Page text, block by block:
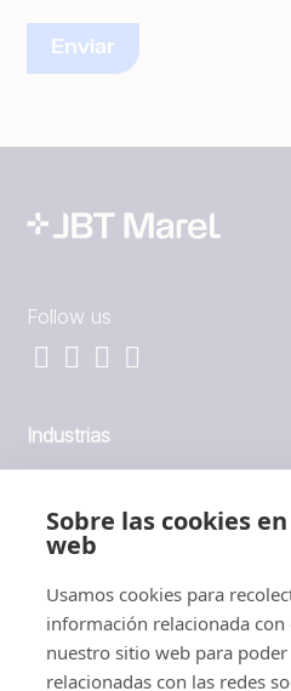
Sobre las cookies
web
Usamos cookies para
información relacionada
nuestro sitio web para
relacionadas con las redes
Follow us
Industrias
Inversores